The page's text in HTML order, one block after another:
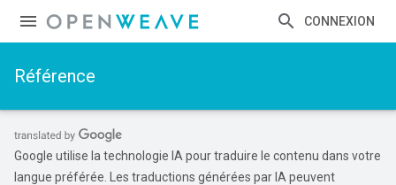
CONNEXION
Référence
Google utilise la technologie IA pour traduire le contenu dans votre
langue préférée. Les traductions générées par IA peuvent